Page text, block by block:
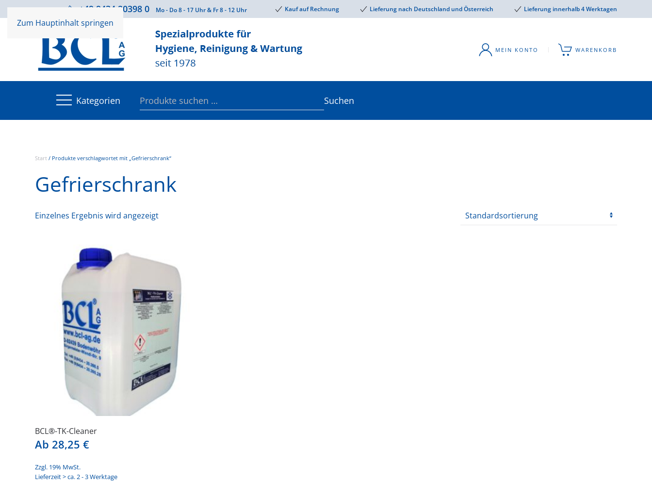
Zum Hauptinhalt springen
Beratung +49 9434 20398 0 Mo - Do 8 - 17 Uhr & Fr 8 - 12 Uhr Kauf auf Rechnung Lieferung nach Deutschland und Österreich Lieferung innerhalb 4 Werktagen
MEIN KONTO WARENKORB
Kategorien
Suchen
nach:
Suchen
Start / Produkte verschlagwortet mit „Gefrierschrank“
Gefrierschrank
Einzelnes Ergebnis wird angezeigt
BCL®-TK-Cleaner
Ab 28,25 €
Zzgl. 19% MwSt.
Lieferzeit > ca. 2 - 3 Werktage